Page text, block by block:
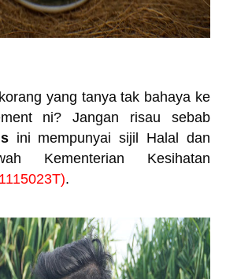
yang tanya tak bahaya ke
ni? Jangan risau sebab
ini mempunyai sijil Halal dan
Kementerian Kesihatan
.